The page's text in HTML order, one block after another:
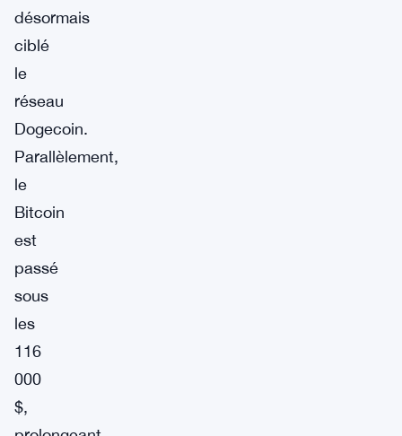
désormais
ciblé
le
réseau
Dogecoin.
Parallèlement,
le
Bitcoin
est
passé
sous
les
116
000
$,